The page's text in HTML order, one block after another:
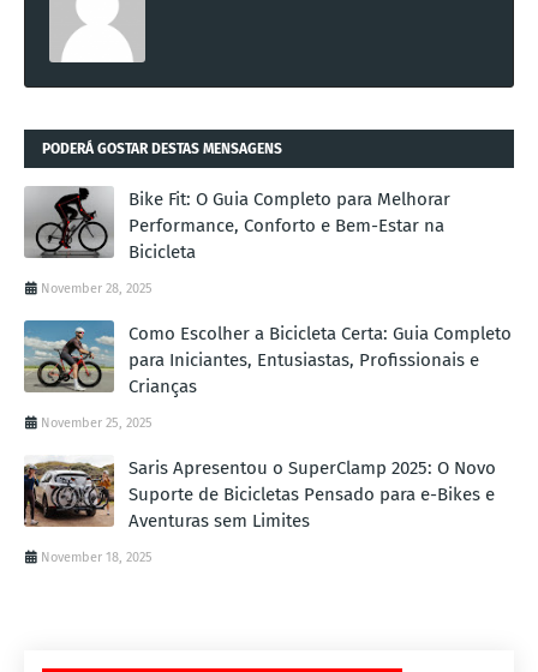
PODERÁ GOSTAR DESTAS MENSAGENS
Bike Fit: O Guia Completo para Melhorar
Performance, Conforto e Bem-Estar na
Bicicleta
November 28, 2025
Como Escolher a Bicicleta Certa: Guia Completo
para Iniciantes, Entusiastas, Profissionais e
Crianças
November 25, 2025
Saris Apresentou o SuperClamp 2025: O Novo
Suporte de Bicicletas Pensado para e-Bikes e
Aventuras sem Limites
November 18, 2025